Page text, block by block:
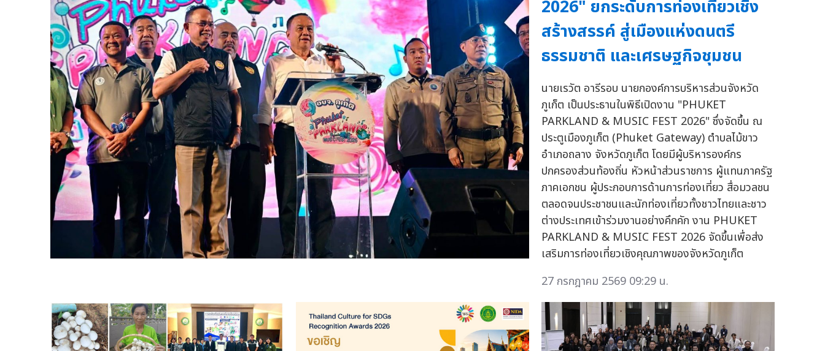
2026" ยกระดับการท่องเที่ยวเชิง
สร้างสรรค์ สู่เมืองแห่งดนตรี
ธรรมชาติ และเศรษฐกิจชุมชน
นายเรวัต อารีรอบ นายกองค์การบริหารส่วนจังหวัด
ภูเก็ต เป็นประธานในพิธีเปิดงาน "PHUKET
PARKLAND & MUSIC FEST 2026" ซึ่งจัดขึ้น ณ
ประตูเมืองภูเก็ต (Phuket Gateway) ตำบลไม้ขาว
อำเภอถลาง จังหวัดภูเก็ต โดยมีผู้บริหารองค์กร
ปกครองส่วนท้องถิ่น หัวหน้าส่วนราชการ ผู้แทนภาครัฐ
ภาคเอกชน ผู้ประกอบการด้านการท่องเที่ยว สื่อมวลชน
ตลอดจนประชาชนและนักท่องเที่ยวทั้งชาวไทยและชาว
ต่างประเทศเข้าร่วมงานอย่างคึกคัก งาน PHUKET
PARKLAND & MUSIC FEST 2026 จัดขึ้นเพื่อส่ง
เสริมการท่องเที่ยวเชิงคุณภาพของจังหวัดภูเก็ต
27 กรกฎาคม 2569 09:29 น.